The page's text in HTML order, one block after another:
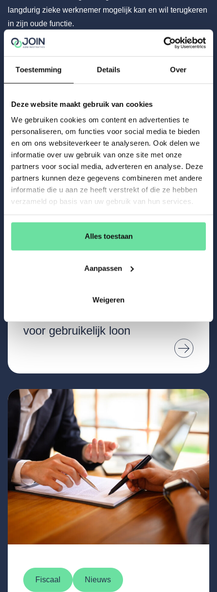
Toestemming Details Over
Deze website maakt gebruik van cookies
We gebruiken cookies om content en advertenties te
personaliseren, om functies voor social media te bieden
en om ons websiteverkeer te analyseren. Ook delen we
informatie over uw gebruik van onze site met onze
partners voor social media, adverteren en analyse. Deze
partners kunnen deze gegevens combineren met andere
informatie die u aan ze heeft verstrekt of die ze hebben
verzameld op basis van uw gebruik van hun services.
Alles toestaan
Aanpassen
Weigeren
langdurig zieke werknemer mogelijk kan en wil terugkeren
in zijn oude functie.
Gerelateerd nieuws
voor gebruikelijk loon
Fiscaal Nieuws